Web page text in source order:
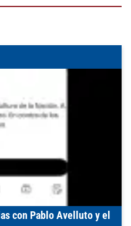
con Pablo Avelluto y el